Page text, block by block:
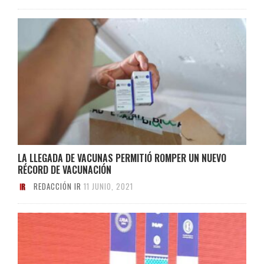
LA LLEGADA DE VACUNAS PERMITIÓ ROMPER UN NUEVO
RÉCORD DE VACUNACIÓN
REDACCIÓN IR 11 JUNIO, 2021